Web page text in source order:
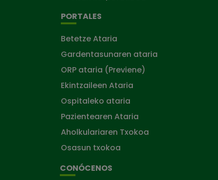
PORTALES
Betetze Ataria
Gardentasunaren ataria
ORP ataria (Previene)
Ekintzaileen Ataria
Ospitaleko ataria
Pazientearen Ataria
Aholkulariaren Txokoa
Osasun txokoa
CONÓCENOS